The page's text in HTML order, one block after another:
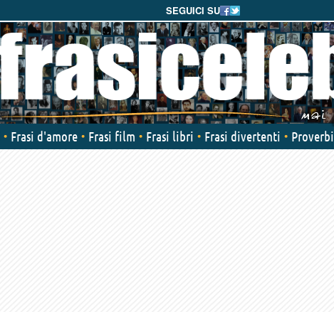
SEGUICI SU
Frasi d'amore Frasi film Frasi libri Frasi divertenti Proverbi